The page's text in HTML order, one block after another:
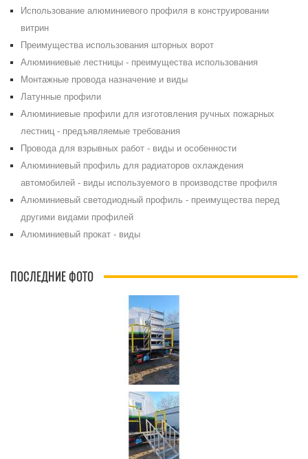
Использование алюминиевого профиля в конструировании
витрин
Преимущества использования шторных ворот
Алюминиевые лестницы - преимущества использования
Монтажные провода назначение и виды
Латунные профили
Алюминиевые профили для изготовления ручных пожарных
лестниц - предъявляемые требования
Провода для взрывных работ - виды и особенности
Алюминиевый профиль для радиаторов охлаждения
автомобилей - виды используемого в производстве профиля
Алюминиевый светодиодный профиль - преимущества перед
другими видами профилей
Алюминиевый прокат - виды
ПОСЛЕДНИЕ ФОТО